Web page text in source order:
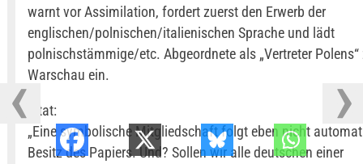
warnt vor Assimilation, fordert zuerst den Erwerb der
englischen/polnischen/italienischen Sprache und lädt
polnischstämmige/etc. Abgeordnete als „Vertreter
Warschau ein.
Zitat:
„Eine symbolische Mitgliedschaft folgt eben nicht
Besitz des Papiers. Und? Sollen wir alle deutschen einer